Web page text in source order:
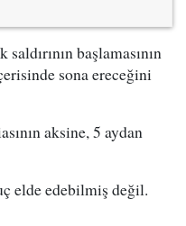
başlamasının
sona ereceğini
aksine, 5 aydan
elde edebilmiş değil.